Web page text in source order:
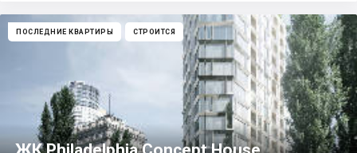
ПОСЛЕДНИЕ КВАРТИРЫ СТРОИТСЯ